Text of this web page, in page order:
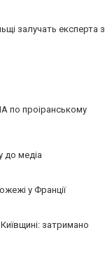
залучать експерта з
по проіранському
до медіа
у Франції
затримано